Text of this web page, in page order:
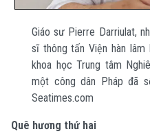
Giáo sư Pierre Darriulat,
sĩ thông tấn Viện hàn lâm
khoa học Trung tâm
một công dân Pháp đã
Seatimes.com
Quê hương thứ hai